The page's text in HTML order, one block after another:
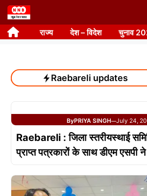
Skip
to
content राज्य देश – विदेश चुनाव
Raebareli updates
ByPRIYA SINGH—July 24,
Raebareli : जिला स्तरीयस्थाई
प्राप्त पत्रकारों के साथ डीएम एसपी